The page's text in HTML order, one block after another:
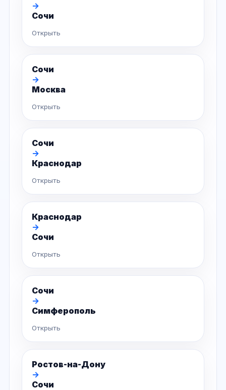
→
Сочи
Открыть
Сочи
→
Москва
Открыть
Сочи
→
Краснодар
Открыть
Краснодар
→
Сочи
Открыть
Сочи
→
Симферополь
Открыть
Ростов-на-Дону
→
Сочи